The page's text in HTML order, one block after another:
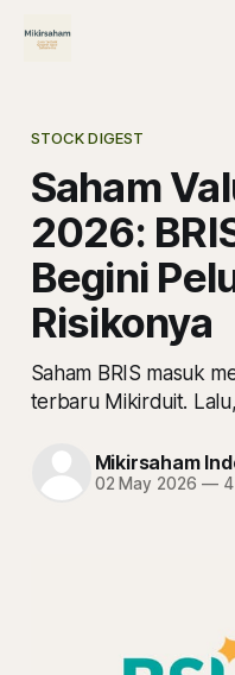
STOCK DIGEST
Saham
2026:
Begini
Risikonya
Saham BRIS masuk
terbaru Mikirduit.
Mikirsaham
02 May 2026 —4